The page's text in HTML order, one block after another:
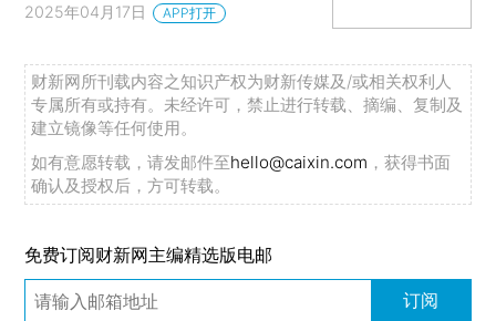
2025年04月17日 APP打开
财新网所刊载内容之知识产权为财新传媒及/或相关权利人
专属所有或持有。未经许可，禁止进行转载、摘编、复制及
建立镜像等任何使用。
如有意愿转载，请发邮件至hello@caixin.com ，获得书面
确认及授权后，方可转载。
免费订阅财新网主编精选版电邮
订阅